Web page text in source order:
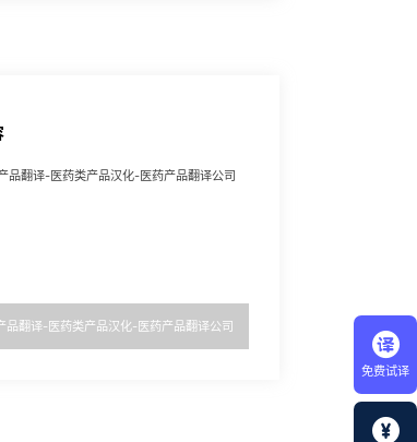
免费试译
品翻译-医药类产品汉化-医药产品翻译公司